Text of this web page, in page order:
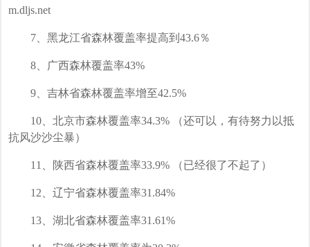
m.dljs.net
7、黑龙江省森林覆盖率提高到43.6％
8、广西森林覆盖率43%
9、吉林省森林覆盖率增至42.5%
10、北京市森林覆盖率34.3% （还可以，有待努力以抵
抗风沙沙尘暴）
11、陕西省森林覆盖率33.9% （已经很了不起了）
12、辽宁省森林覆盖率31.84%
13、湖北省森林覆盖率31.61%